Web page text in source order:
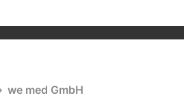
we med GmbH